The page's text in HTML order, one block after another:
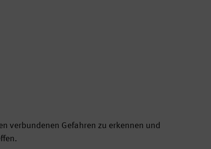
verbundenen Gefahren zu erkennen und